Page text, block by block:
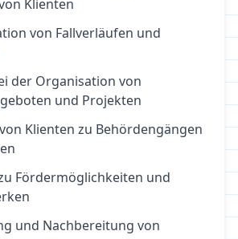
Klienten
von Fallverläufen und
der Organisation von
und Projekten
Klienten zu Behördengängen
Fördermöglichkeiten und
und Nachbereitung von